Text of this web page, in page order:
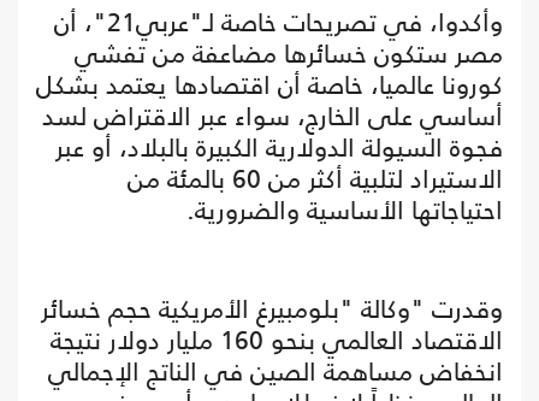
وأكدوا، في تصريحات خاصة لـ"عربي21"، أن
مصر ستكون خسائرها مضاعفة من تفشي
كورونا عالميا، خاصة أن اقتصادها يعتمد بشكل
أساسي على الخارج، سواء عبر الاقتراض لسد
فجوة السيولة الدولارية الكبيرة بالبلاد، أو عبر
الاستيراد لتلبية أكثر من 60 بالمئة من
احتياجاتها الأساسية والضرورية.
وقدرت "وكالة "بلومبيرغ الأمريكية حجم خسائر
الاقتصاد العالمي بنحو 160 مليار دولار نتيجة
انخفاض مساهمة الصين في الناتج الإجمالي